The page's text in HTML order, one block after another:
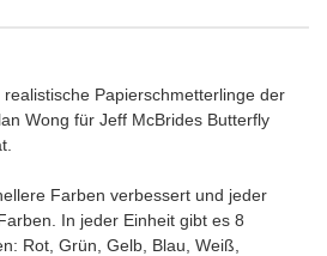
Papierschmetterlinge der
Wong für Jeff McBrides Butterfly
Farben verbessert und jeder
In jeder Einheit gibt es 8
Rot, Grün, Gelb, Blau, Weiß,